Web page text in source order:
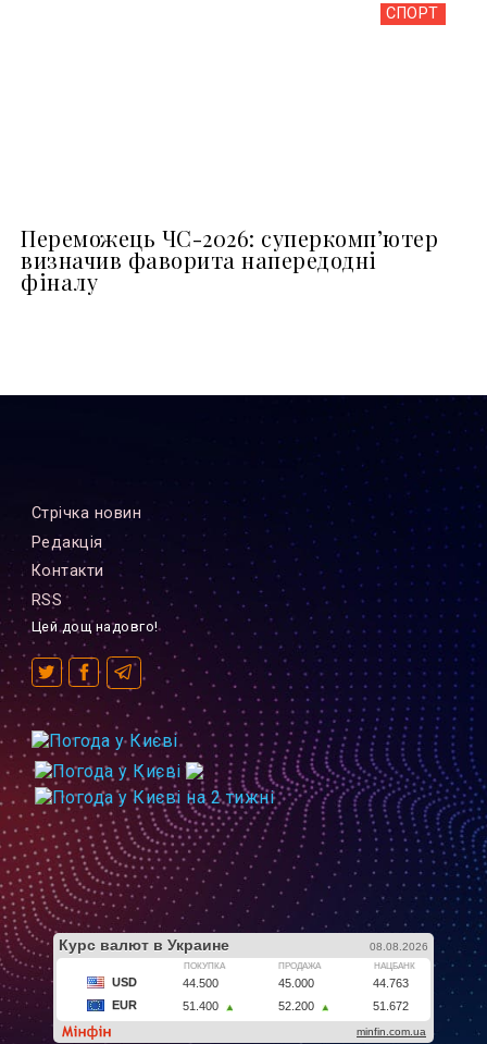
СПОРТ
Переможець ЧС-2026: суперкомп’ютер
визначив фаворита напередодні
фіналу
Стрiчка новин
Редакцiя
Контакти
RSS
Цей дощ надовго!